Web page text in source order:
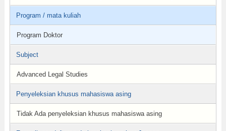
Program / mata kuliah
Program Doktor
Subject
Advanced Legal Studies
Penyeleksian khusus mahasiswa asing
Tidak Ada penyeleksian khusus mahasiswa asing